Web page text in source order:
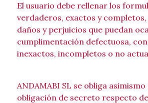
El usuario debe rellenar los
verdaderos, exactos y
daños y perjuicios que puedan
cumplimentación defectuosa,
inexactos, incompletos o no
ANDAMABI SL se obliga
obligación de secreto respecto